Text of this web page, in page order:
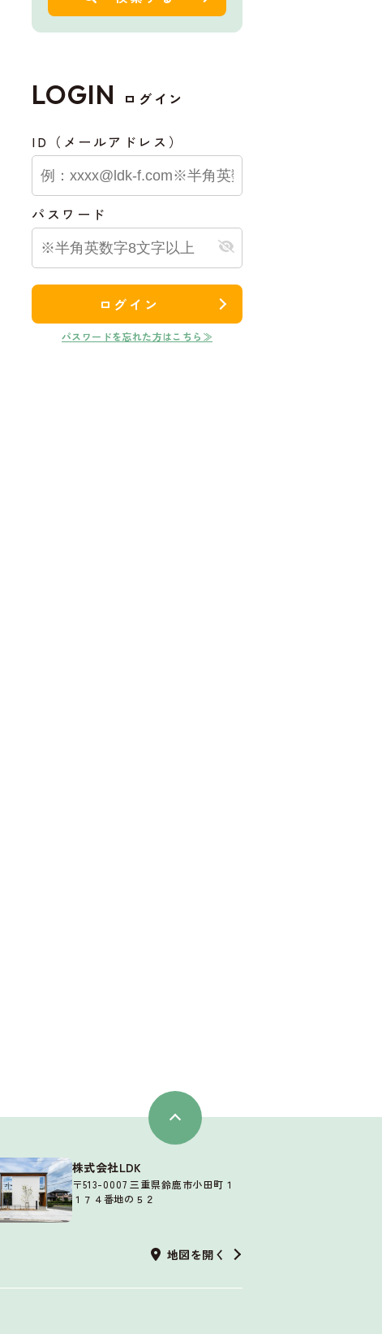
ログイン
LOGIN
ID（メールアドレス）
パスワード
ログイン
パスワードを忘れた方はこちら≫
株式会社LDK
〒513-0007 三重県鈴鹿市小田町１
１７４番地の５２
地図を開く